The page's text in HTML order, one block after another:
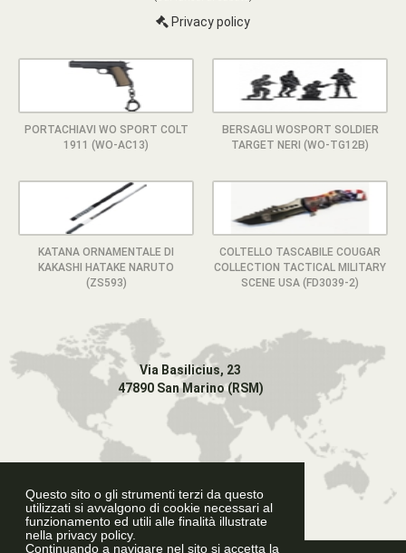
Questo sito o gli strumenti terzi da questo
utilizzati si avvalgono di cookie necessari al
funzionamento ed utili alle finalità illustrate
nella privacy policy.
Continuando a navigare nel sito si accetta la
Privacy policy
PORTACHIAVI WO SPORT COLT
1911 (WO-AC13)
BERSAGLI WOSPORT SOLDIER
TARGET NERI (WO-TG12B)
KATANA ORNAMENTALE DI
KAKASHI HATAKE NARUTO
(ZS593)
COLTELLO TASCABILE COUGAR
COLLECTION TACTICAL MILITARY
SCENE USA (FD3039-2)
Via Basilicius, 23
47890 San Marino (RSM)